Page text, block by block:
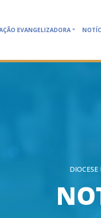
EVANGELIZADORA